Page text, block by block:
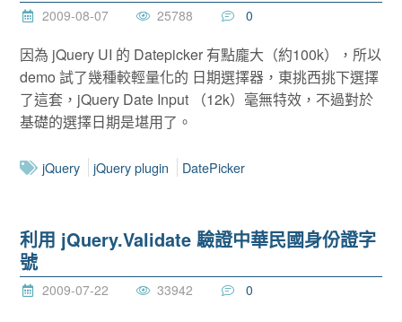
2009-08-07 25788 0
因為 jQuery UI 的 Datepicker 有點龐大（約100k），所以
demo 試了幾種較輕量化的 日期選擇器，東挑西挑下選擇
了這套，jQuery Date Input （12k）毫無特效，不過對於
基礎的選擇日期是堪用了。
jQuery jQuery plugin DatePicker
利用 jQuery.Validate 驗證中華民國身份證字
號
2009-07-22 33942 0